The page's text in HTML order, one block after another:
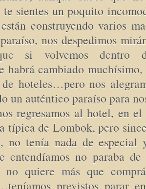
sientes un poquito
construyendo varios
nos despedimos
si volvemos dentro
habrá cambiado
hoteles…pero nos
un auténtico paraíso para
regresamos al hotel, en el
típica de Lombok, pero
no tenía nada de
entendíamos no paraba
quiere más que
previstos parar